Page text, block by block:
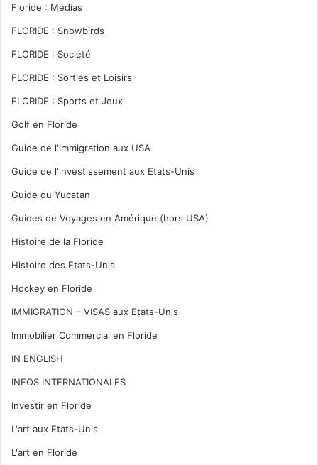
Floride : Médias
FLORIDE : Snowbirds
FLORIDE : Société
FLORIDE : Sorties et Loisirs
FLORIDE : Sports et Jeux
Golf en Floride
Guide de l'immigration aux USA
Guide de l'investissement aux Etats-Unis
Guide du Yucatan
Guides de Voyages en Amérique (hors USA)
Histoire de la Floride
Histoire des Etats-Unis
Hockey en Floride
IMMIGRATION – VISAS aux Etats-Unis
Immobilier Commercial en Floride
IN ENGLISH
INFOS INTERNATIONALES
Investir en Floride
L'art aux Etats-Unis
L'art en Floride